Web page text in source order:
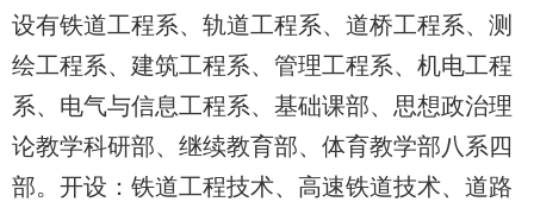
设有铁道工程系、轨道工程系、道桥工程系、测
绘工程系、建筑工程系、管理工程系、机电工程
系、电气与信息工程系、基础课部、思想政治理
论教学科研部、继续教育部、体育教学部八系四
部。开设：铁道工程技术、高速铁道技术、道路